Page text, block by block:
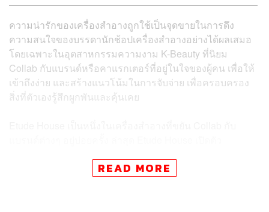
ความน่ารักของเครื่องสำอางถูกใช้เป็นจุดขายในการดึง
ความสนใจของบรรดานักช้อปเครื่องสำอางอย่างได้ผลเสมอ
โดยเฉพาะในอุตสาหกรรมความงาม K-Beauty ที่นิยม
Collab กับแบรนด์หรือคาแรกเตอร์ที่อยู่ในใจของผู้คน เพื่อให้
เข้าถึงง่าย และสร้างแนวโน้มในการจับจ่าย เพื่อครอบครอง
สิ่งที่ตัวเองรู้สึกผูกพันและคุ้นเคย
KitKat ผลิตอายแชโดว์พาเลตต์ที่ทำให้เราเกือบนึกว่าเป็น
READ MORE